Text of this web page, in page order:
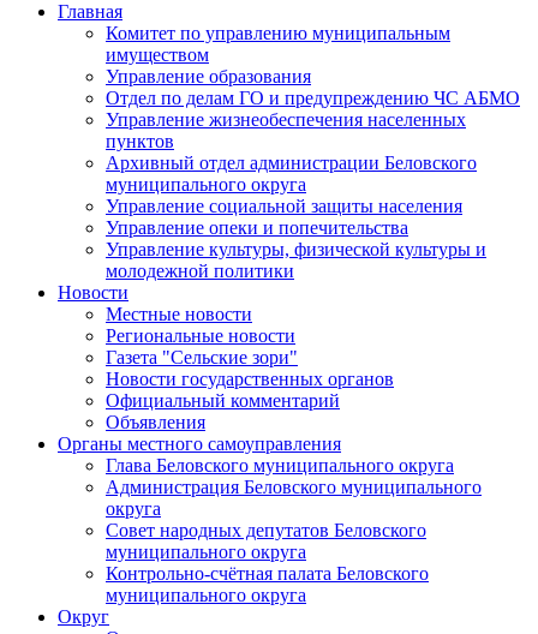
Главная
Комитет по управлению муниципальным
имуществом
Управление образования
Отдел по делам ГО и предупреждению ЧС АБМО
Управление жизнеобеспечения населенных
пунктов
Архивный отдел администрации Беловского
муниципального округа
Управление социальной защиты населения
Управление опеки и попечительства
Управление культуры, физической культуры и
молодежной политики
Новости
Местные новости
Региональные новости
Газета "Сельские зори"
Новости государственных органов
Официальный комментарий
Объявления
Органы местного самоуправления
Глава Беловского муниципального округа
Администрация Беловского муниципального
округа
Совет народных депутатов Беловского
муниципального округа
Контрольно-счётная палата Беловского
муниципального округа
Округ